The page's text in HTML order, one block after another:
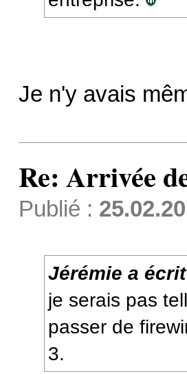
Je n'y avais
Re: Arrivée
Publié :
Jérémie a
je serais pas
passer de
3.